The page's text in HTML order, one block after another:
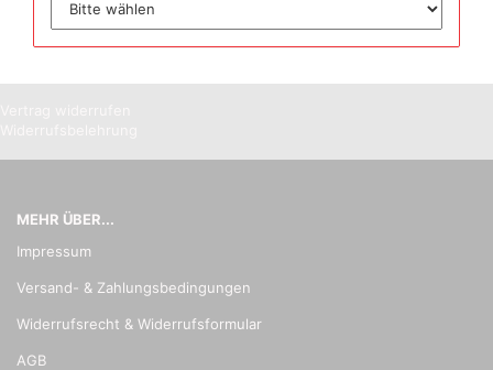
MEHR ÜBER...
Impressum
Versand- & Zahlungsbedingungen
Widerrufsrecht & Widerrufsformular
AGB